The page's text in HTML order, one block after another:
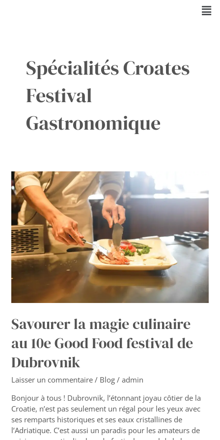
Spécialités Croates
Festival
Gastronomique
Savourer la magie culinaire
au 10e Good Food festival de
Dubrovnik
Laisser un commentaire / Blog /admin
Bonjour à tous ! Dubrovnik, l’étonnant joyau côtier de la
Croatie, n’est pas seulement un régal pour les yeux avec
ses remparts historiques et ses eaux cristallines de
l’Adriatique. C’est aussi un paradis pour les amateurs de
Savourer
la
magie
culinaire
au
10e
Good
Food
festival